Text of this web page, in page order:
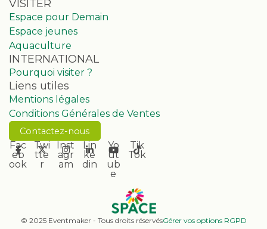
VISITER
Espace pour Demain
Espace jeunes
Aquaculture
INTERNATIONAL
Pourquoi visiter ?
Liens utiles
Mentions légales
Conditions Générales de Ventes
Contactez-nous
Fac
eb
ook
Twi
tte
r
Inst
agr
am
Lin
ke
din
Yo
ut
ub
e
Tik
Tok
© 2025 Eventmaker - Tous droits réservésGérer vos options RGPD